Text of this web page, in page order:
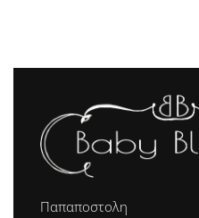
Παπαποστολη